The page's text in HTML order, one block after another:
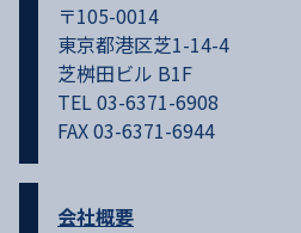
〒105-0014
東京都港区芝1-14-4
芝桝田ビル B1F
TEL 03-6371-6908
FAX 03-6371-6944
会社概要